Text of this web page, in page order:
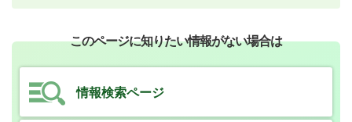
このページに知りたい情報がない場合は
情報検索ページ